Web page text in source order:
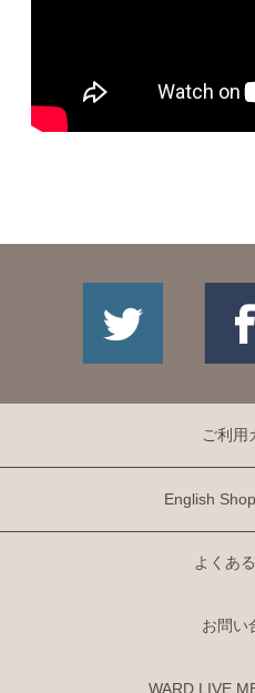
ご利用
English
よくあ
お問い
WARD LIVE